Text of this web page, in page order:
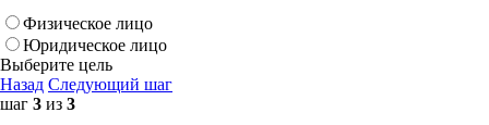
Физическое лицо
Юридическое лицо
Выберите цель
Назад Следующий шаг
шаг 3 из 3